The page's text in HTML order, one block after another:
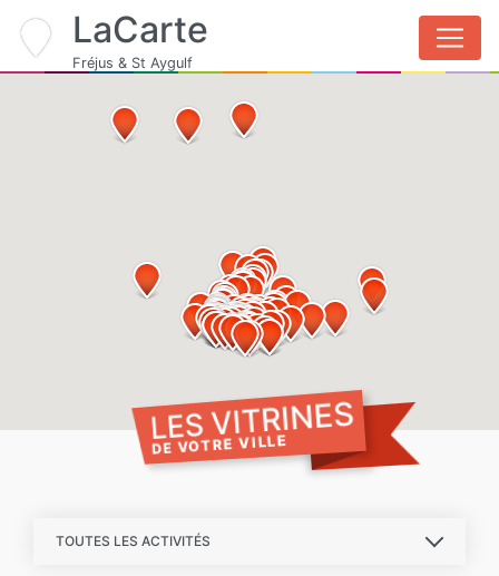
LaCarte
Fréjus & St Aygulf
LES VITRINES
DE VOTRE VILLE
TOUTES LES ACTIVITÉS